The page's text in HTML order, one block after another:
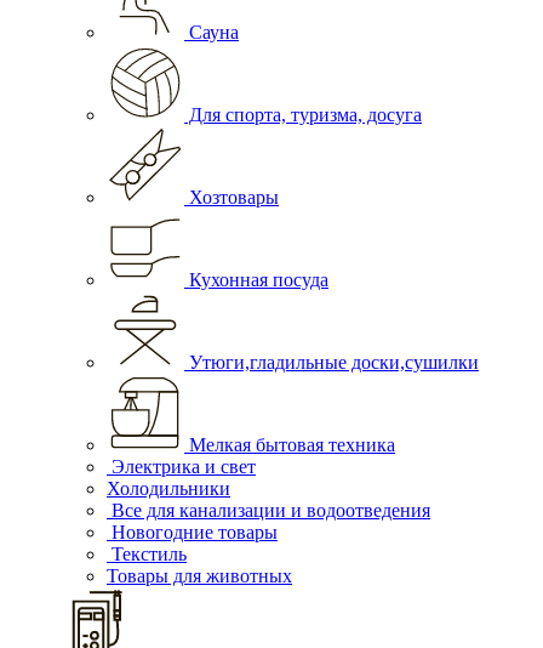
Сауна
Для спорта, туризма, досуга
Хозтовары
Кухонная посуда
Утюги,гладильные доски,сушилки
Мелкая бытовая техника
Электрика и свет
Холодильники
Все для канализации и водоотведения
Новогодние товары
Текстиль
Товары для животных